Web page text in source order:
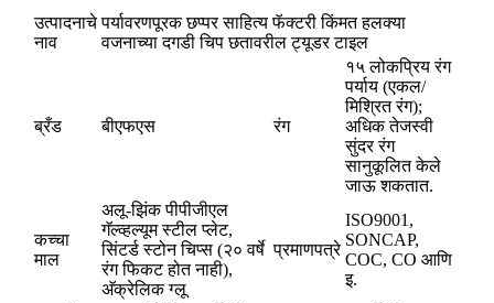
उत्पादनाचे
नाव
पर्यावरणपूरक छप्पर साहित्य फॅक्टरी किंमत हलक्या
वजनाच्या दगडी चिप छतावरील ट्यूडर टाइल
ब्रँड बीएफएस रंग
१५ लोकप्रिय रंग
पर्याय (एकल/
मिश्रित रंग);
अधिक तेजस्वी
सुंदर रंग
सानुकूलित केले
जाऊ शकतात.
कच्चा
माल
अलू-झिंक पीपीजीएल
गॅल्व्हल्यूम स्टील प्लेट,
सिंटर्ड स्टोन चिप्स (२० वर्षे
रंग फिकट होत नाही),
अ‍ॅक्रेलिक ग्लू
प्रमाणपत्रे
ISO9001,
SONCAP,
COC, CO आणि
इ.